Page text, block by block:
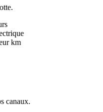
km
canaux.